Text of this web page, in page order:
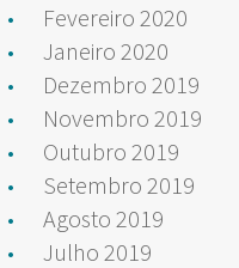
Fevereiro 2020
Janeiro 2020
Dezembro 2019
Novembro 2019
Outubro 2019
Setembro 2019
Agosto 2019
Julho 2019